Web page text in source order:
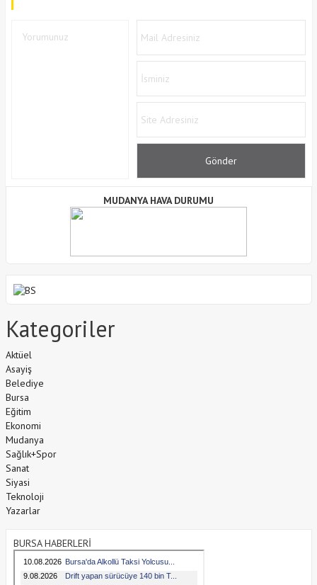
MUDANYA HAVA DURUMU
Kategoriler
Aktüel
Asayiş
Belediye
Bursa
Eğitim
Ekonomi
Mudanya
Sağlık+Spor
Sanat
Siyasi
Teknoloji
Yazarlar
BURSA HABERLERİ